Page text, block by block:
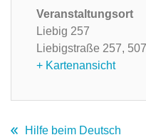
Veranstaltungsort
Liebig 257
Liebigstraße 257,
+ Kartenansicht
Hilfe beim Deutsch